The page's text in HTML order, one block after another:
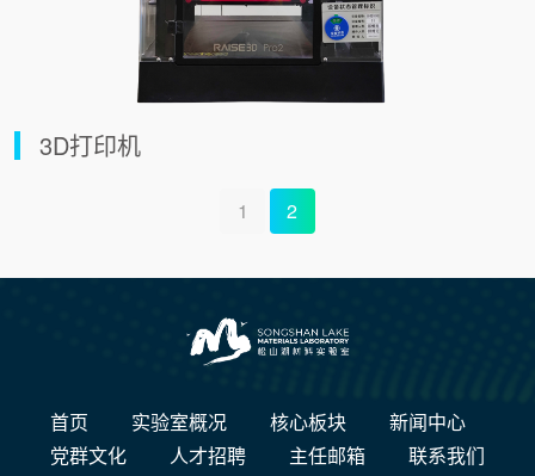
3D打印机
1 2
首页 实验室概况 核心板块
新闻中心
党群文化
人才招聘 主任邮箱 联系我们